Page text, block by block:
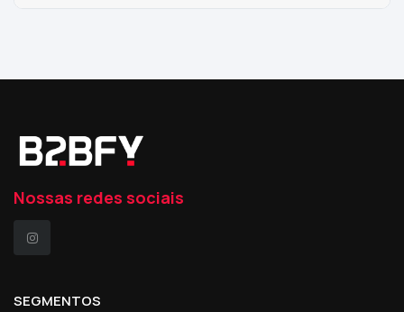
Nossas redes sociais
SEGMENTOS